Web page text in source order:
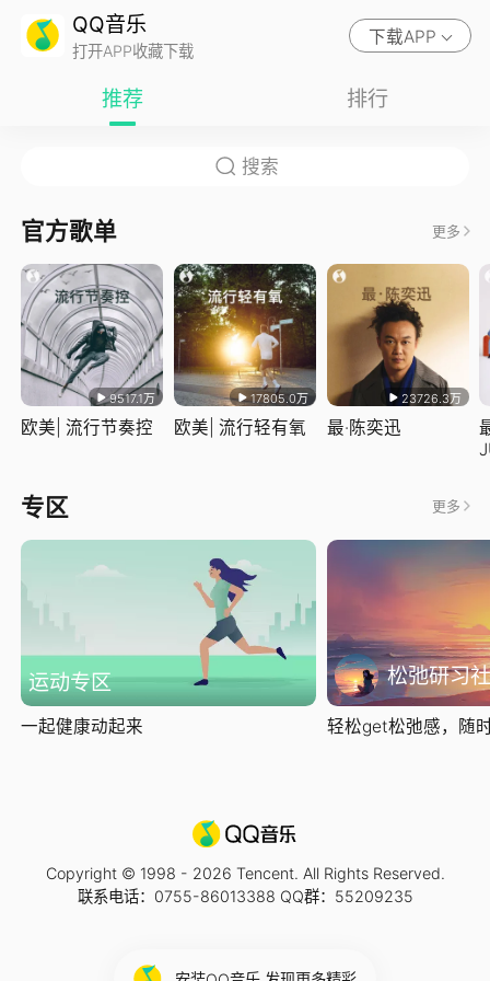
QQ音乐
打开APP收藏下载
下载APP
推荐 排行
官方歌单 更多
9517.1万
欧美| 流行节奏控
17805.0万
欧美| 流行轻有氧
23726.3万
最·陈奕迅
专区 更多
运动专区
一起健康动起来
松弛研习社
轻松get松弛感，随
Copyright © 1998 - 2026 Tencent. All Rights Reserved.
联系电话：0755-86013388 QQ群：55209235